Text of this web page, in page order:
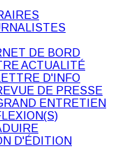
DE BORD
ACTUALITÉ
D'INFO
DE PRESSE
ENTRETIEN
D'ÉDITION